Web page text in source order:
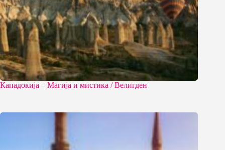
Кападокија – Магија и мистика / Велигден